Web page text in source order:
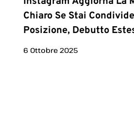
Chiaro Se Stai
Posizione, Debutto
6 Ottobre 2025